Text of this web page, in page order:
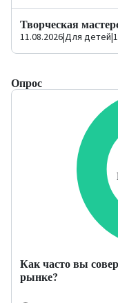
Творческая
11.08.2026|Для детей|
Опрос
Как часто вы
рынке?